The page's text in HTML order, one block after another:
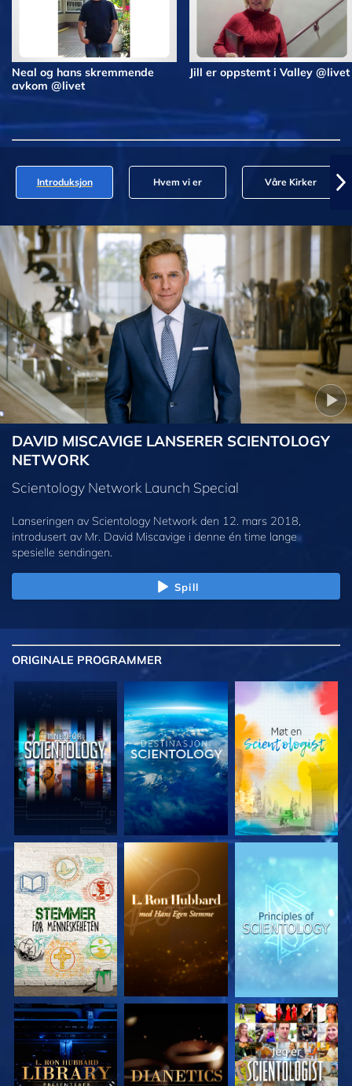
Neal og hans skremmende
avkom @livet
Jill er oppstemt i Valley @livet
Introduksjon Hvem vi er Våre Kirker
DAVID MISCAVIGE LANSERER SCIENTOLOGY
NETWORK
Scientology Network Launch Special
Lanseringen av Scientology Network den 12. mars 2018,
introdusert av Mr. David Miscavige i denne én time lange
spesielle sendingen.
Spill
ORIGINALE PROGRAMMER
UTFORSK SERIEN UTFORSK SERIEN UTFORSK SERIEN
UTFORSK SERIEN UTFORSK SERIEN SE